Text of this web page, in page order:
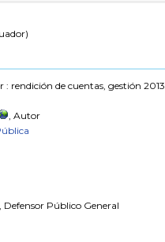
: rendición de cuentas, gestión 2013
, Autor
Público General